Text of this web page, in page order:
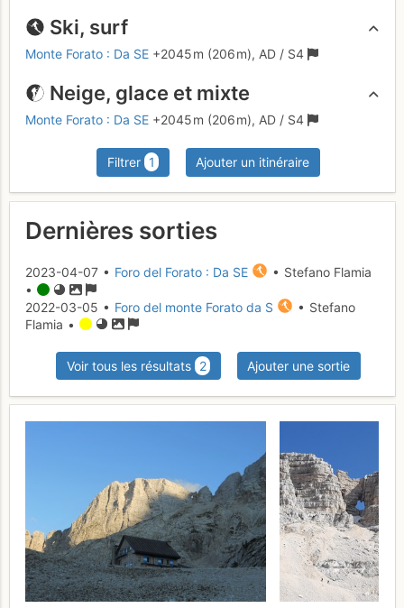
Ski, surf
Monte Forato : Da SE +2045 m (206 m), AD / S4
Neige, glace et mixte
Monte Forato : Da SE +2045 m (206 m), AD / S4
Filtrer 1 Ajouter un itinéraire
Dernières sorties
2023-04-07 • Foro del Forato : Da SE
• Stefano Flamia
•
2022-03-05 • Foro del monte Forato da S
• Stefano
Flamia •
Voir tous les résultats 2 Ajouter une sortie